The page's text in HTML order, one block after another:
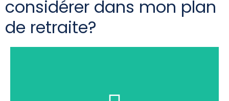
considérer dans mon plan
de retraite?